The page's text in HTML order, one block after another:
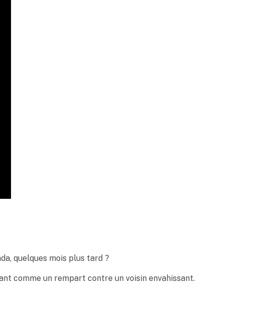
quelques mois plus tard ?
comme un rempart contre un voisin envahissant.